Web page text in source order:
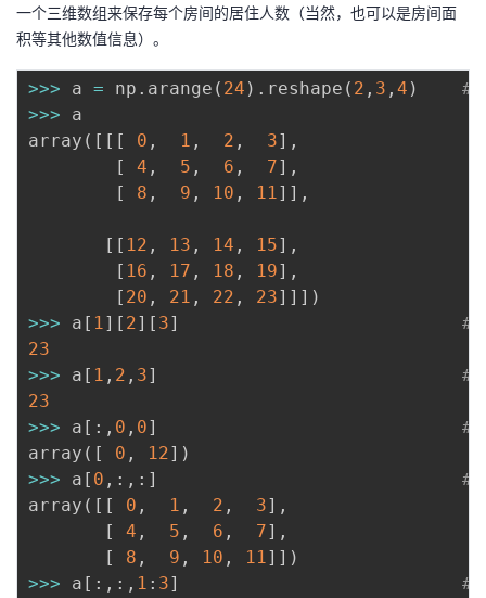
一个三维数组来保存每个房间的居住人数（当然，也可以是房间面
积等其他数值信息）。
>>> a = np . arange ( 24 ) . reshape ( 2 , 3 , 4 )
#
>>> a
array ( [ [ [ 0 , 1 , 2 , 3] ,
[
4 , 5 , 6 , 7] ,
[
8 , 9 , 10 , 11] ] ,
[ [ 12 , 13 , 14 , 15] ,
[ 16 , 17 , 18 , 19] ,
[ 20 , 21 , 22 , 23] ] ] )
>>> a [ 1] [ 2] [ 3]
#
23
>>> a [ 1 , 2 , 3]
#
23
>>> a [ : , 0 , 0]
#
array ( [ 0 , 12] )
>>> a [ 0 , : , : ]
#
array ( [ [ 0 , 1 , 2 , 3] ,
[
4 , 5 , 6 , 7] ,
[
8 , 9 , 10 , 11] ] )
>>> a [ : , : , 1 : 3]
#